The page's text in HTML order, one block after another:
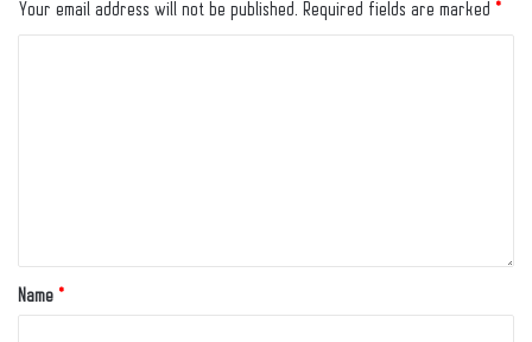
Your email address will not be published. Required fields are marked *
Name *